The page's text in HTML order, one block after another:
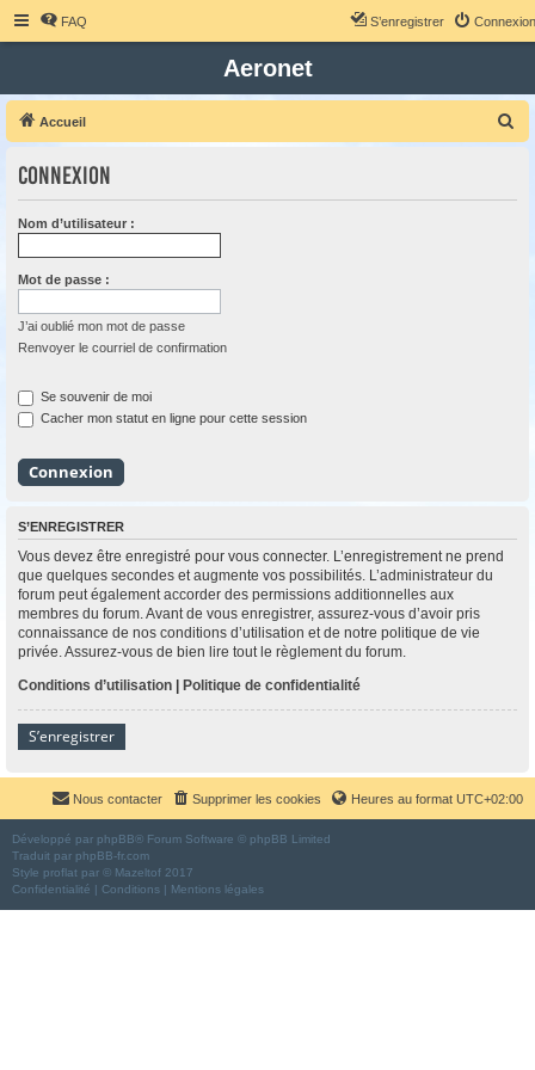
FAQ Connexion
S’enregistrer
Aeronet
Accueil
Connexion
Nom d’utilisateur :
Mot de passe :
J’ai oublié mon mot de passe
Renvoyer le courriel de confirmation
Se souvenir de moi
Cacher mon statut en ligne pour cette session
S’ENREGISTRER
Vous devez être enregistré pour vous connecter. L’enregistrement ne prend
que quelques secondes et augmente vos possibilités. L’administrateur du
forum peut également accorder des permissions additionnelles aux
membres du forum. Avant de vous enregistrer, assurez-vous d’avoir pris
connaissance de nos conditions d’utilisation et de notre politique de vie
privée. Assurez-vous de bien lire tout le règlement du forum.
Conditions d’utilisation | Politique de confidentialité
S’enregistrer
Heures au format UTC+02:00
Supprimer les cookies
Nous contacter
Développé par phpBB® Forum Software © phpBB Limited
Traduit par phpBB-fr.com
Style proflat par © Mazeltof 2017
Confidentialité | Conditions | Mentions légales